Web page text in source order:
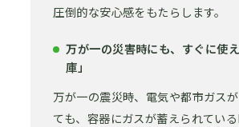
圧倒的な安心感をもたらします。
万が一の災害時にも、すぐに使
庫」
万が一の震災時、電気や都市ガス
ても、容器にガスが蓄えられてい